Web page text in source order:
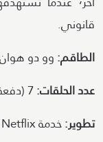
قانوني.
الطاقم:وو دو هوان٬ لي سانغ يي٬ راين٬ بارك هون..
عدد الحلقات:7 (دفعة واحدة)
تطوير:خدمة Netflix الأمريكية.